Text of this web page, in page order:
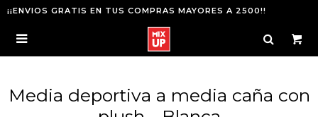
¡¡ENVIOS GRATIS EN TUS COMPRAS MAYORES A 2500!!

Media deportiva a media caña con